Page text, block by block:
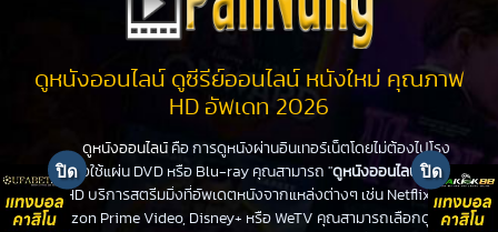
ดูหนังออนไลน์ ดูซีรีย์ออนไลน์ หนังใหม่ คุณภาพ
HD อัพเดท 2026
ดูหนังออนไลน์ คือ การดูหนังผ่านอินเทอร์เน็ตโดยไม่ต้องไปโรง
หนังหรือใช้แผ่น DVD หรือ Blu-ray คุณสามารถ "ดูหนังออนไลน์ " ได้ที่
PanHD บริการสตรีมมิ่งที่อัพเดตหนังจากแหล่งต่างๆ เช่น Netflix,
Amazon Prime Video, Disney+ หรือ WeTV คุณสามารถเลือกดูหนัง